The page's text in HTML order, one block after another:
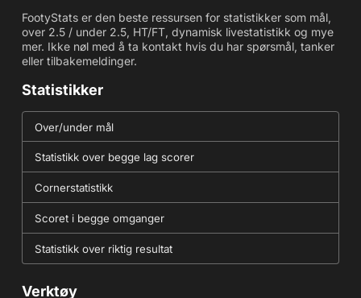
FootyStats er den beste ressursen for statistikker som mål,
over 2.5 / under 2.5, HT/FT, dynamisk livestatistikk og mye
mer. Ikke nøl med å ta kontakt hvis du har spørsmål, tanker
eller tilbakemeldinger.
Statistikker
Over/under mål
Statistikk over begge lag scorer
Cornerstatistikk
Scoret i begge omganger
Statistikk over riktig resultat
Verktøy